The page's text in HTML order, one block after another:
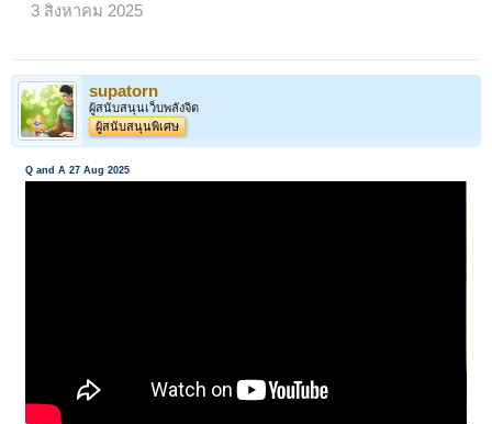
3 สิงหาคม 2025
supatorn
ผู้สนับสนุนเว็บพลังจิต
ผู้สนับสนุนพิเศษ
Q and A 27 Aug 2025